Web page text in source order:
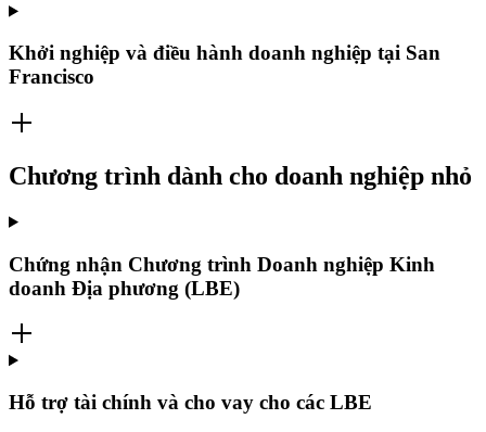
Khởi nghiệp và điều hành doanh nghiệp tại San
Francisco
Chương trình dành cho doanh nghiệp nhỏ
Chứng nhận Chương trình Doanh nghiệp Kinh
doanh Địa phương (LBE)
Hỗ trợ tài chính và cho vay cho các LBE